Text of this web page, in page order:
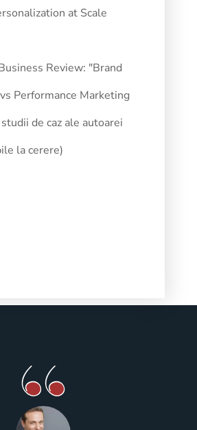
at Scale
Review: "Brand
Performance Marketing
de caz ale autoarei
la cerere)